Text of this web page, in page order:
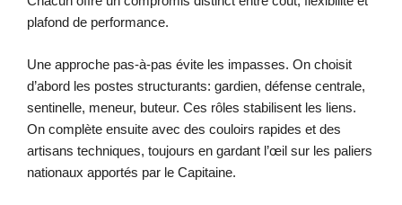
plafond de performance.
Une approche pas-à-pas évite les impasses. On choisit
d’abord les postes structurants: gardien, défense centrale,
sentinelle, meneur, buteur. Ces rôles stabilisent les liens.
On complète ensuite avec des couloirs rapides et des
artisans techniques, toujours en gardant l’œil sur les paliers
nationaux apportés par le Capitaine.